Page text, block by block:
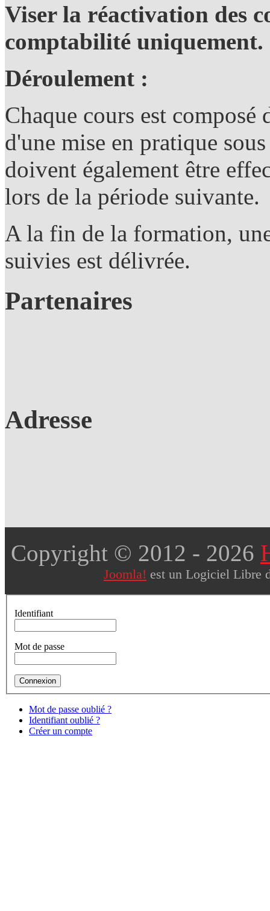
Viser la réactivation des
comptabilité uniquement.
Déroulement :
Chaque cours est
d'une mise en pratique
doivent également être
lors de la période suivante.
A la fin de la formation,
suivies est délivrée.
Partenaires
Adresse
Copyright © 2012 - 2026
Joomla! est un Logiciel Libre
Identifiant
Mot de passe
Mot de passe oublié ?
Identifiant oublié ?
Créer un compte